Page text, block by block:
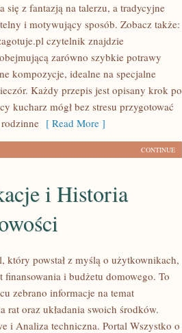
z fantazją na talerzu, a tradycyjne
i motywujący sposób. Zobacz także:
czytelnik znajdzie
zarówno szybkie potrawy
kompozycje, idealne na specjalne
Każdy przepis jest opisany krok po
kucharz mógł bez stresu przygotować
[ Read More ]
CONTINUE
i Historia
który powstał z myślą o użytkownikach,
i budżetu domowego. To
zebrano informacje na temat
rat oraz układania swoich środków.
i Analiza techniczna. Portal Wszystko o